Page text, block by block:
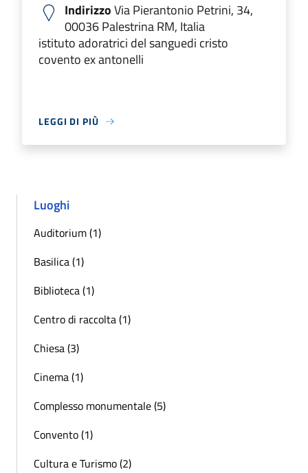
IndirizzoVia Pierantonio Petrini, 34,
00036 Palestrina RM, Italia
istituto adoratrici del sanguedi cristo
covento ex antonelli
LEGGI DI PIÙ
Luoghi
Auditorium (1)
Basilica (1)
Biblioteca (1)
Centro di raccolta (1)
Chiesa (3)
Cinema (1)
Complesso monumentale (5)
Convento (1)
Cultura e Turismo (2)